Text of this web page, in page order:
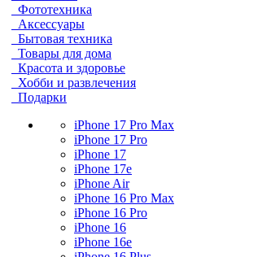
Фототехника
Аксессуары
Бытовая техника
Товары для дома
Красота и здоровье
Хобби и развлечения
Подарки
iPhone 17 Pro Max
iPhone 17 Pro
iPhone 17
iPhone 17e
iPhone Air
iPhone 16 Pro Max
iPhone 16 Pro
iPhone 16
iPhone 16e